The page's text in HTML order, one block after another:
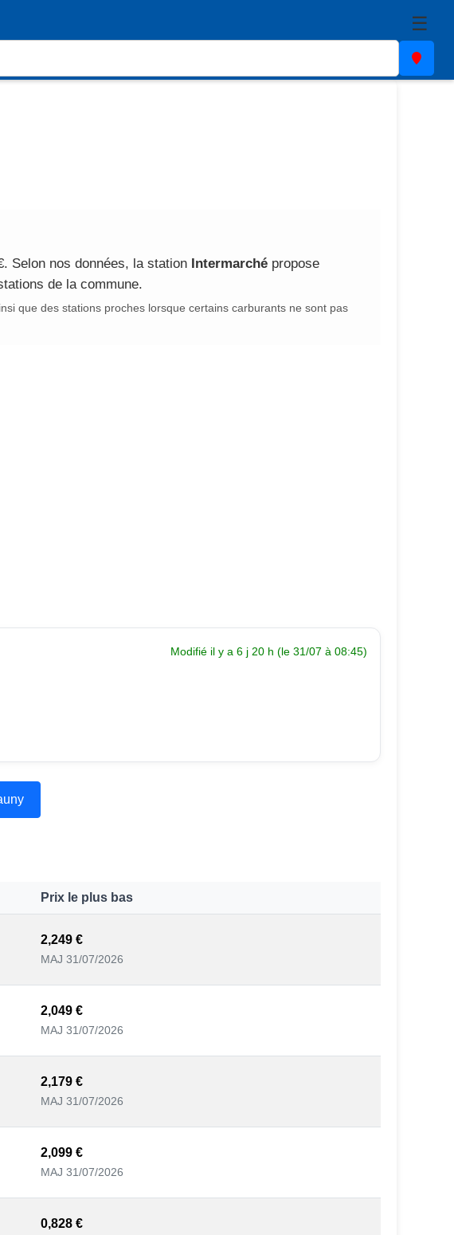
☰
Selon nos données, la station Intermarché propose
de la commune.
que des stations proches lorsque certains carburants ne sont pas
Modifié il y a 6 j 20 h (le 31/07 à 08:45)
Prix le plus bas
2,249 €
MAJ 31/07/2026
2,049 €
MAJ 31/07/2026
2,179 €
MAJ 31/07/2026
2,099 €
MAJ 31/07/2026
0,828 €